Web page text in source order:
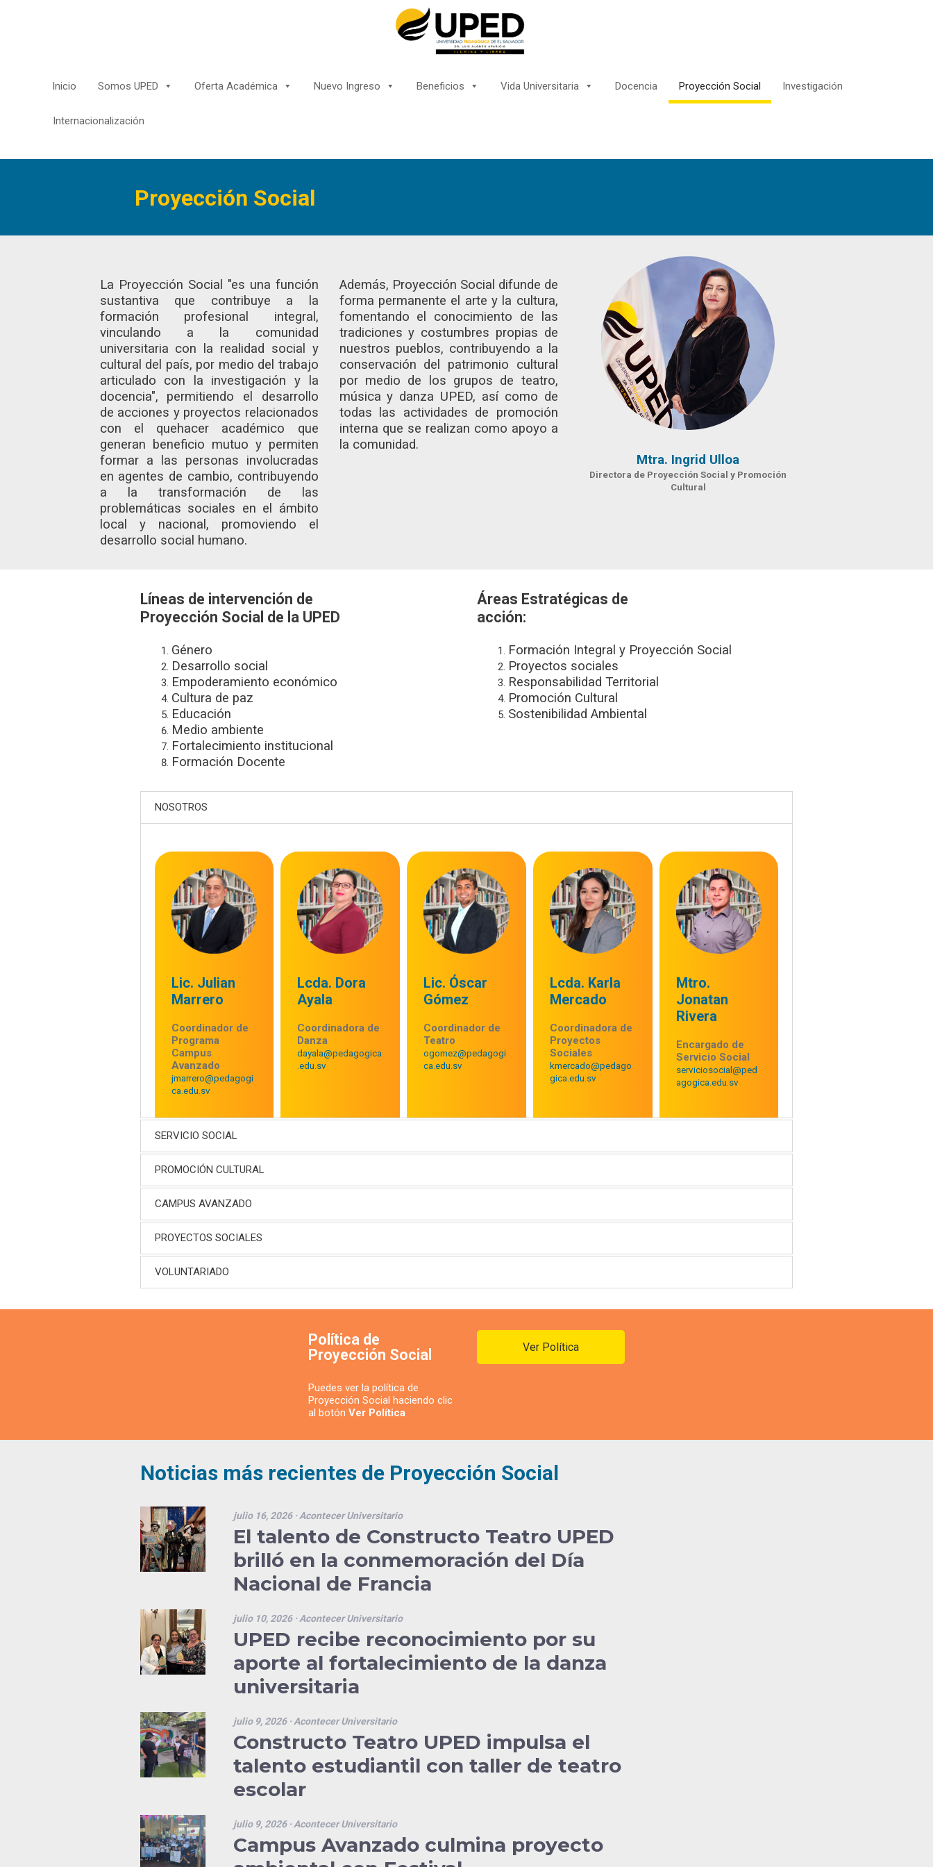
Inicio Somos UPED Oferta Académica Nuevo Ingreso Beneficios Vida Universitaria Docencia Proyección Social Investigación
Internacionalización
Proyección Social
La Proyección Social "es una función
sustantiva que contribuye a la
formación profesional integral,
vinculando a la comunidad
universitaria con la realidad social y
cultural del país, por medio del trabajo
articulado con la investigación y la
docencia", permitiendo el desarrollo
de acciones y proyectos relacionados
con el quehacer académico que
generan beneficio mutuo y permiten
formar a las personas involucradas
en agentes de cambio, contribuyendo
a la transformación de las
problemáticas sociales en el ámbito
local y nacional, promoviendo el
desarrollo social humano.
Además, Proyección Social difunde de
forma permanente el arte y la cultura,
fomentando el conocimiento de las
tradiciones y costumbres propias de
nuestros pueblos, contribuyendo a la
conservación del patrimonio cultural
por medio de los grupos de teatro,
música y danza UPED, así como de
todas las actividades de promoción
interna que se realizan como apoyo a
la comunidad.
Mtra. Ingrid Ulloa
Directora de Proyección Social y Promoción
Cultural
Líneas de intervención de
Proyección Social de la UPED
Género
Desarrollo social
Empoderamiento económico
Cultura de paz
Educación
Medio ambiente
Fortalecimiento institucional
Formación Docente
Áreas Estratégicas de
acción:
Formación Integral y Proyección Social
Proyectos sociales
Responsabilidad Territorial
Promoción Cultural
Sostenibilidad Ambiental
NOSOTROS
Lic. Julian
Marrero
Coordinador de
Programa
Campus
Avanzado
jmarrero@pedagogi
ca.edu.sv
Lcda. Dora
Ayala
Coordinadora de
Danza
dayala@pedagogica
.edu.sv
Lic. Óscar
Gómez
Coordinador de
Teatro
ogomez@pedagogi
ca.edu.sv
Lcda. Karla
Mercado
Coordinadora de
Proyectos
Sociales
kmercado@pedago
gica.edu.sv
Mtro.
Jonatan
Rivera
Encargado de
Servicio Social
serviciosocial@ped
agogica.edu.sv
SERVICIO SOCIAL
PROMOCIÓN CULTURAL
CAMPUS AVANZADO
PROYECTOS SOCIALES
VOLUNTARIADO
Política de
Proyección Social
Puedes ver la política de
Proyección Social haciendo clic
al botónVer Política
Ver Política
Noticias más recientes de Proyección Social
julio 16, 2026· Acontecer Universitario
El talento de Constructo Teatro UPED
brilló en la conmemoración del Día
Nacional de Francia
julio 10, 2026· Acontecer Universitario
UPED recibe reconocimiento por su
aporte al fortalecimiento de la danza
universitaria
julio 9, 2026· Acontecer Universitario
Constructo Teatro UPED impulsa el
talento estudiantil con taller de teatro
escolar
julio 9, 2026· Acontecer Universitario
Campus Avanzado culmina proyecto